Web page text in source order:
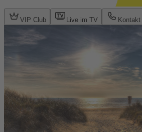
VIP Club Live im TV Kontakt